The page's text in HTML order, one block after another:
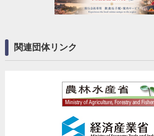
関連団体リンク